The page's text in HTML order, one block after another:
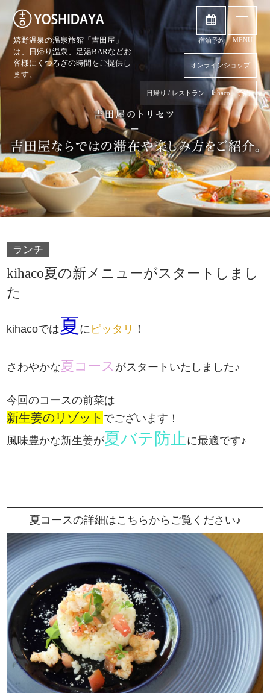
嬉野温泉の温泉旅館「吉田屋」
は、日帰り温泉、 足湯BARなどお
客様にくつろぎの時間をご提供し
ます。
オンラインショップ
日帰り / レストラン「kihaco」予約
宿泊予約 MENU
ランチ
kihaco夏の新メニューがスタートしまし
た
kihacoでは夏に ピッタリ ！
さわやかな夏コース がスタートいたしました♪
今回のコースの前菜は
新生姜のリゾット でございます！
風味豊かな新生姜が夏バテ防止に最適です♪
夏コースの詳細はこちらからご覧ください♪